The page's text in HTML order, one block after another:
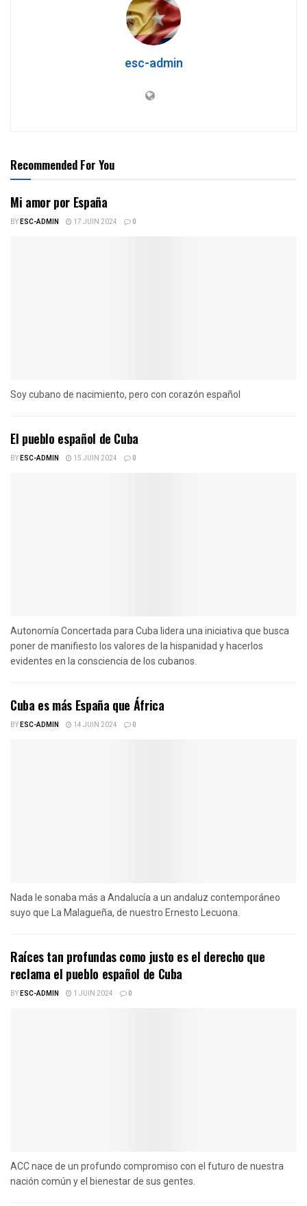
esc-admin
Recommended For You
Mi amor por España
BYESC-ADMIN 17 JUIN 2024 0
Soy cubano de nacimiento, pero con corazón español
El pueblo español de Cuba
BYESC-ADMIN 15 JUIN 2024 0
Autonomía Concertada para Cuba lidera una iniciativa que busca
poner de manifiesto los valores de la hispanidad y hacerlos
evidentes en la consciencia de los cubanos.
Cuba es más España que África
BYESC-ADMIN 14 JUIN 2024 0
Nada le sonaba más a Andalucía a un andaluz contemporáneo
suyo que La Malagueña, de nuestro Ernesto Lecuona.
Raíces tan profundas como justo es el derecho que
reclama el pueblo español de Cuba
BYESC-ADMIN 1 JUIN 2024 0
ACC nace de un profundo compromiso con el futuro de nuestra
nación común y el bienestar de sus gentes.